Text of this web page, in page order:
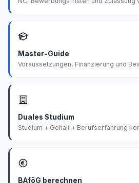
Master-Guide
Voraussetzungen, Finanzierung und
Duales Studium
Studium + Gehalt + Berufserfahrung
BAföG berechnen